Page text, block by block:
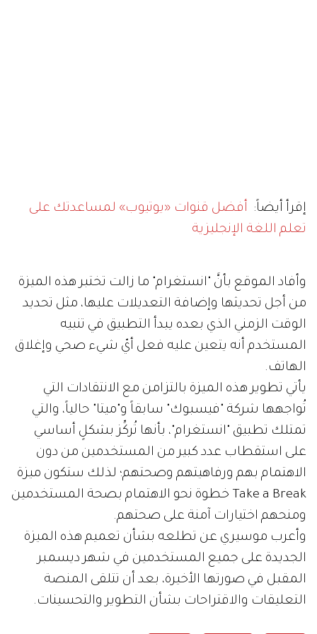
إقرأ أيضاً: أفضل قنوات «يوتيوب» لمساعدتك على
تعلم اللغة الإنجليزية
وأفاد الموقع بأنَّ "انستغرام" ما زالت تختبر هذه الميزة
من أجل تحديثها وإضافة التعديلات عليها، مثل تحديد
الوقت الزمني الذي بعده يبدأ التطبيق في تنبيه
المستخدم أنه يتعين عليه فعل أيّ شيء صحي وإغلاق
الهاتف.
يأتي تطوير هذه الميزة بالتزامن مع الانتقادات التي
تُواجهها شركة "فيسبوك" سابقاً و"ميتا" حالياً، والتي
تمتلك تطبيق "انستغرام"، بأنها تُركِّز بشكلٍ أساسي
على استقطاب عدد كبير من المستخدمين من دون
الاهتمام بهم ورفاهيتهم وصحتهم؛ لذلك ستكون ميزة
Take a Break خطوة نحو الاهتمام بصحة المستخدمين
ومنحهم اختيارات آمنة على صحتهم.
وأعرب موسيري عن تطلعه بشأن تعميم هذه الميزة
الجديدة على جميع المستخدمين في شهر ديسمبر
المقبل في صورتها الأخيرة، بعد أن تتلقى المنصة
التعليقات والاقتراحات بشأن التطوير والتحسينات.